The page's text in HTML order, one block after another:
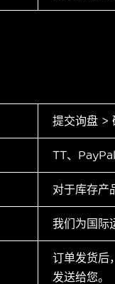
提交询盘 >
TT、
对于库存产
我们为国际
订单发货后
发送给您。